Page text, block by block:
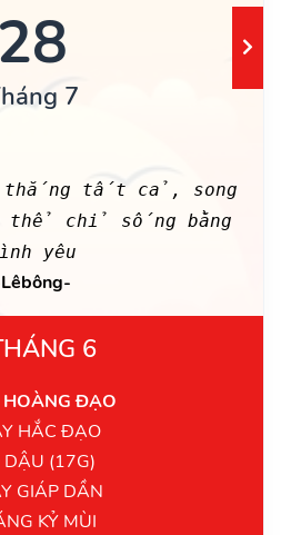
28
7
thắng tất cả, song
thể chỉ sống bằng
yêu
6
HOÀNG ĐẠO
HẮC ĐẠO
DẬU (17G)
GIÁP DẦN
KỶ MÙI